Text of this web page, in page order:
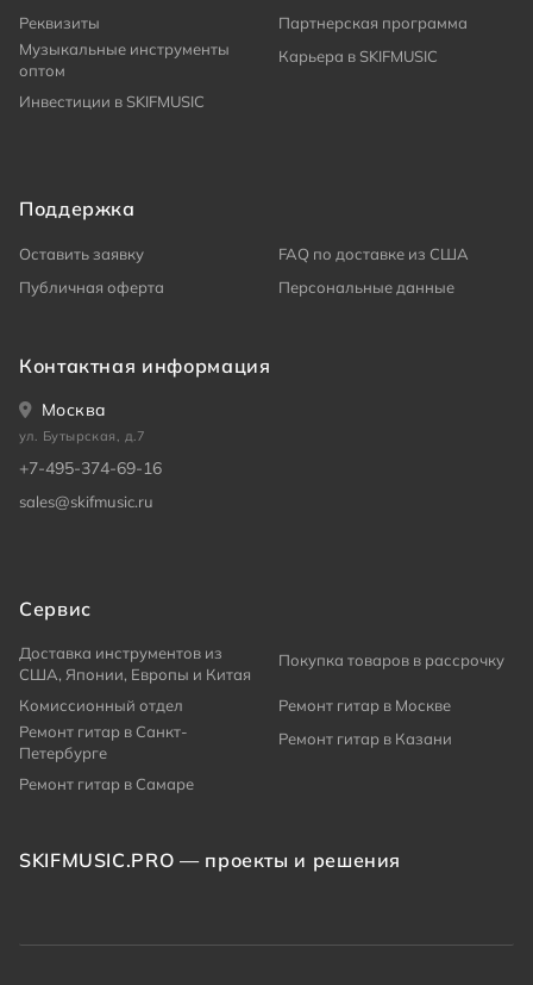
Реквизиты
Партнерская программа
Музыкальные инструменты
оптом
Карьера в SKIFMUSIC
Инвестиции в SKIFMUSIC
Поддержка
Оставить заявку
FAQ по доставке из США
Публичная оферта
Персональные данные
Контактная информация
Москва
ул. Бутырская, д.7
+7-495-374-69-16
sales@skifmusic.ru
Сервис
Доставка инструментов из
США, Японии, Европы и Китая
Покупка товаров в рассрочку
Комиссионный отдел
Ремонт гитар в Москве
Ремонт гитар в Санкт-
Петербурге
Ремонт гитар в Казани
Ремонт гитар в Самаре
SKIFMUSIC.PRO — проекты и решения